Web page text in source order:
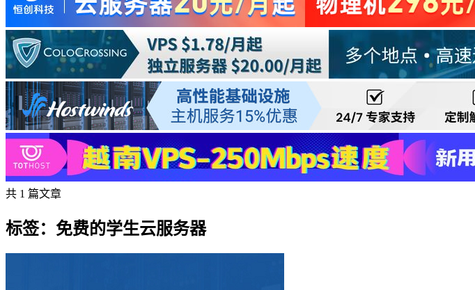
共 1 篇文章
标签：免费的学生云服务器